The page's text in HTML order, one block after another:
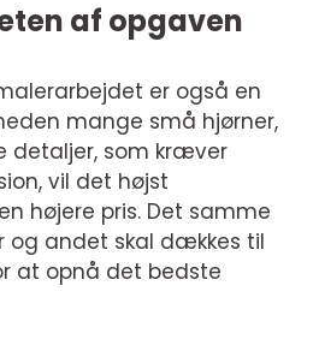
af opgaven
er også en
mange små hjørner,
detaljer, som kræver
vil det højst
højere pris. Det samme
og andet skal dækkes til
at opnå det bedste